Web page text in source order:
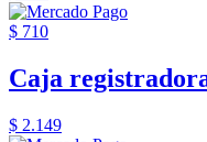
$ 710
Caja
$ 2.149